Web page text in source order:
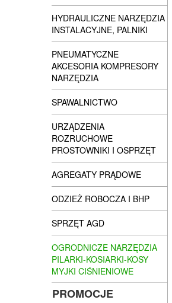
HYDRAULICZNE NARZĘDZIA
INSTALACYJNE, PALNIKI
PNEUMATYCZNE
AKCESORIA KOMPRESORY
NARZĘDZIA
SPAWALNICTWO
URZĄDZENIA
ROZRUCHOWE
PROSTOWNIKI I OSPRZĘT
AGREGATY PRĄDOWE
ODZIEŻ ROBOCZA I BHP
SPRZĘT AGD
OGRODNICZE NARZĘDZIA
PILARKI-KOSIARKI-KOSY
MYJKI CIŚNIENIOWE
PROMOCJE